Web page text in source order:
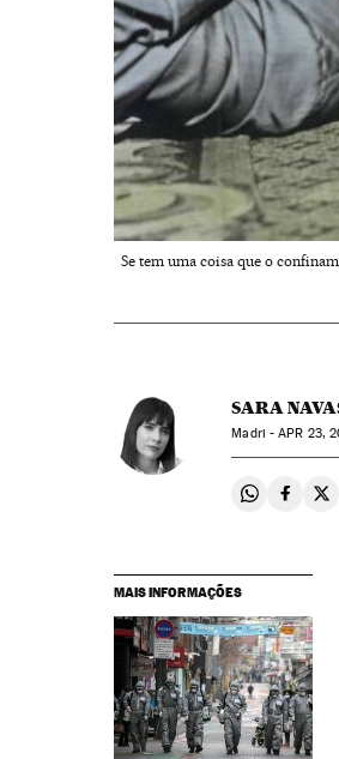
Se tem uma coisa que o
SARA
Madri -APR 23,
Compartir
MAIS INFORMAÇÕES